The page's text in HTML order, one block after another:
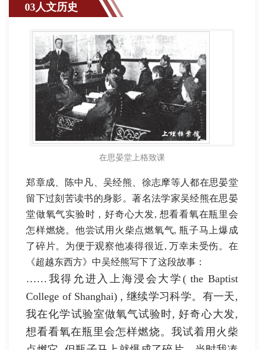
03人文历史
在思晏堂上格致课
郑章成、陈中凡、吴经熊、徐志摩等人都在思晏堂
留下过刻苦读书的身影。著名法学家吴经熊在思晏
堂做氧气实验时，好奇心大发, 想看看氧在瓶里会
怎样燃烧。他尝试用火柴点燃氧气, 瓶子马上爆成
了碎片。为便于观察他凑得很近, 万幸未受伤。在
《超越东西方》中吴经熊写下了这段故事：
……我得允进入上海浸会大学( the Baptist
College of Shanghai) , 继续学习科学。有一天,
我在化学试验室做氧气试验时, 好奇心大发,
想看看氧在瓶里会怎样燃烧。我试着用火柴